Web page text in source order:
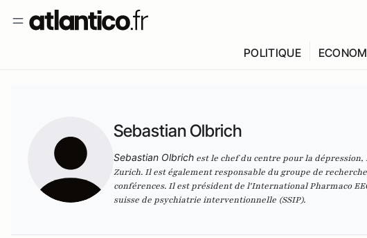
POLITIQUE
Sebastian Olbrich
Sebastian Olbrich est le chef du centre pour la
Zurich. Il est également responsable du groupe de
conférences. Il est président de l'International Pharmaco
suisse de psychiatrie interventionnelle (SSIP).